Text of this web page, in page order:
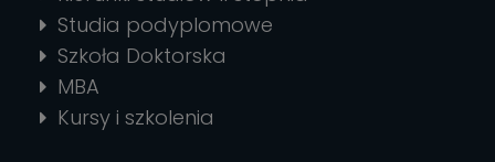
Studia podyplomowe
Szkoła Doktorska
MBA
Kursy i szkolenia